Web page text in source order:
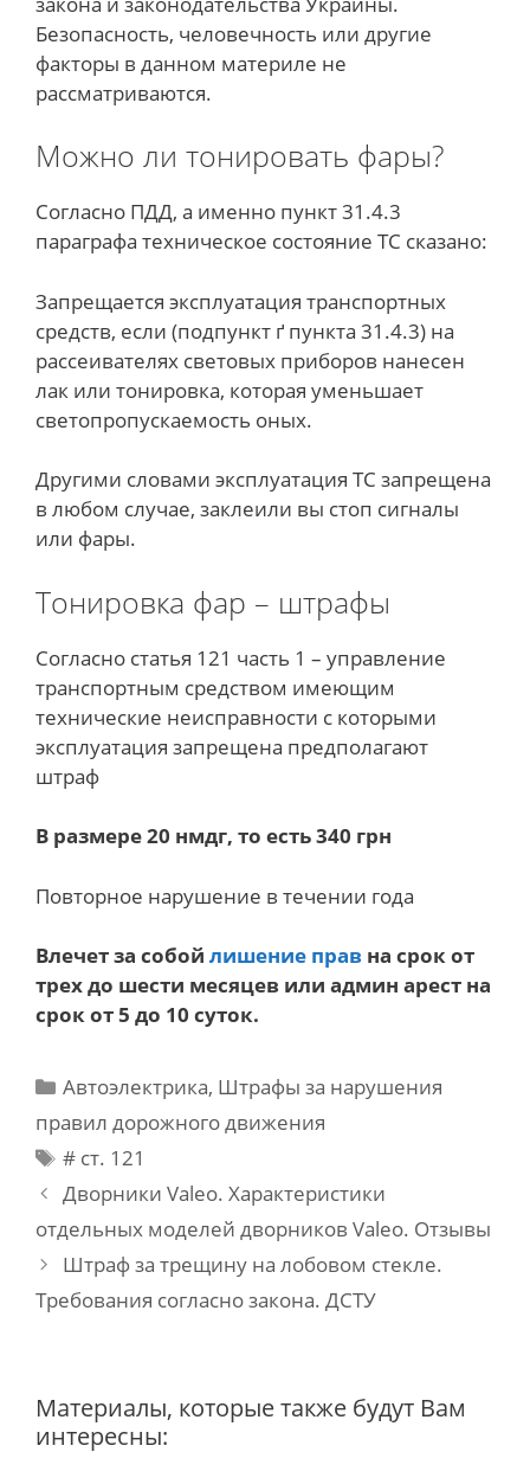
Безопасность, человечность или другие
факторы в данном материле не
рассматриваются.
Можно ли тонировать фары?
Согласно ПДД, а именно пункт 31.4.3
параграфа техническое состояние ТС сказано:
Запрещается эксплуатация транспортных
средств, если (подпункт ґ пункта 31.4.3) на
рассеивателях световых приборов нанесен
лак или тонировка, которая уменьшает
светопропускаемость оных.
Другими словами эксплуатация ТС запрещена
в любом случае, заклеили вы стоп сигналы
или фары.
Тонировка фар – штрафы
Согласно статья 121 часть 1 – управление
транспортным средством имеющим
технические неисправности с которыми
эксплуатация запрещена предполагают
штраф
В размере 20 нмдг, то есть 340 грн
Повторное нарушение в течении года
Влечет за собой лишение прав на срок от
трех до шести месяцев или админ арест на
срок от 5 до 10 суток.
Categories
Автоэлектрика, Штрафы за нарушения
правил дорожного движения
Tags
# ст. 121
Post
navigation
Дворники Valeo. Характеристики
отдельных моделей дворников Valeo. Отзывы
Штраф за трещину на лобовом стекле.
Требования согласно закона. ДСТУ
Материалы, которые также будут Вам
интересны: